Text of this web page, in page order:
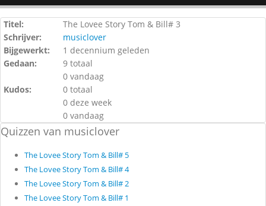
Titel:
The Lovee Story Tom & Bill# 3
Schrijver:
musiclover
Bijgewerkt:
1 decennium geleden
Gedaan:
9 totaal
0 vandaag
Kudos:
0 totaal
0 deze week
0 vandaag
Quizzen van musiclover
The Lovee Story Tom & Bill# 5
The Lovee Story Tom & Bill# 4
The Lovee Story Tom & Bill# 2
The Lovee Story Tom & Bill# 1